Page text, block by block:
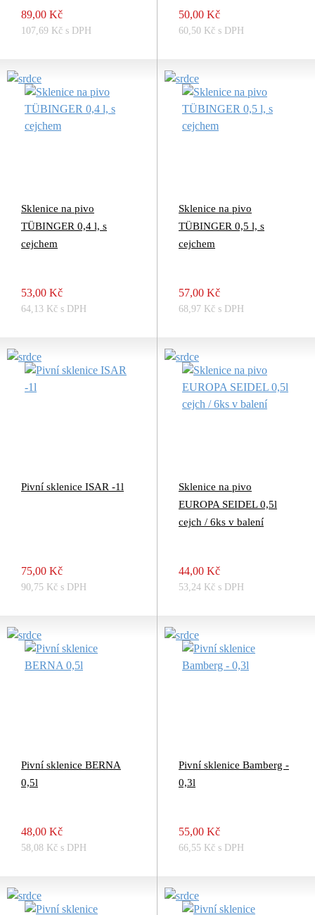
89,00 Kč
107,69 Kč s DPH
50,00 Kč
60,50 Kč s DPH
Sklenice na pivo
TÜBINGER 0,4 l, s
cejchem
53,00 Kč
64,13 Kč s DPH
Sklenice na pivo
TÜBINGER 0,5 l, s
cejchem
57,00 Kč
68,97 Kč s DPH
Pivní sklenice ISAR -1l
75,00 Kč
90,75 Kč s DPH
Sklenice na pivo
EUROPA SEIDEL 0,5l
cejch / 6ks v balení
44,00 Kč
53,24 Kč s DPH
Pivní sklenice BERNA
0,5l
48,00 Kč
58,08 Kč s DPH
Pivní sklenice Bamberg -
0,3l
55,00 Kč
66,55 Kč s DPH